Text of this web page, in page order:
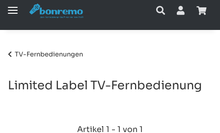
TV-Fernbedienungen
Limited Label TV-Fernbedienung
Artikel 1 - 1 von 1